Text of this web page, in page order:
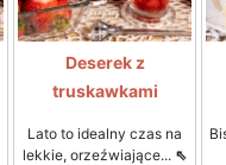
Deserek z
truskawkami
Lato to idealny czas na
lekkie, orzeźwiające... ⇖